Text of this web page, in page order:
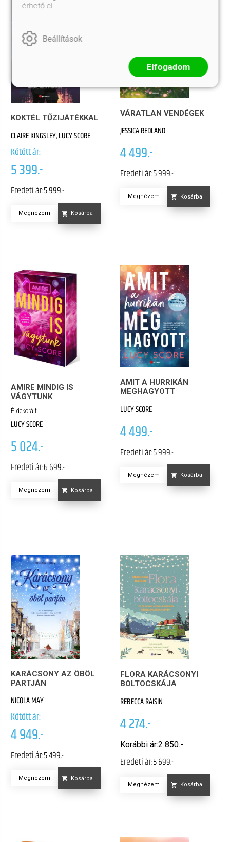
KOKTÉL TŰZIJÁTÉKKAL
CLAIRE KINGSLEY, LUCY SCORE
Kötött ár:
5 399.-
Eredeti ár:5 999.-
Megnézem Kosárba
VÁRATLAN VENDÉGEK
JESSICA REDLAND
4 499.-
Eredeti ár:5 999.-
Megnézem Kosárba
AMIRE MINDIG IS
VÁGYTUNK
Éldekorált
LUCY SCORE
5 024.-
Eredeti ár:6 699.-
Megnézem Kosárba
AMIT A HURRIKÁN
MEGHAGYOTT
LUCY SCORE
4 499.-
Eredeti ár:5 999.-
Megnézem Kosárba
KARÁCSONY AZ ÖBÖL
PARTJÁN
NICOLA MAY
Kötött ár:
4 949.-
Eredeti ár:5 499.-
Megnézem Kosárba
FLORA KARÁCSONYI
BOLTOCSKÁJA
REBECCA RAISIN
4 274.-
Korábbi ár:2 850.-
Eredeti ár:5 699.-
Megnézem Kosárba
érhető el.
Beállítások
Elfogadom